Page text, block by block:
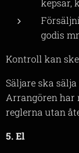
kepsar,
godis
Kontroll kan
Säljare ska
Arrangören har
reglerna utan
5. El